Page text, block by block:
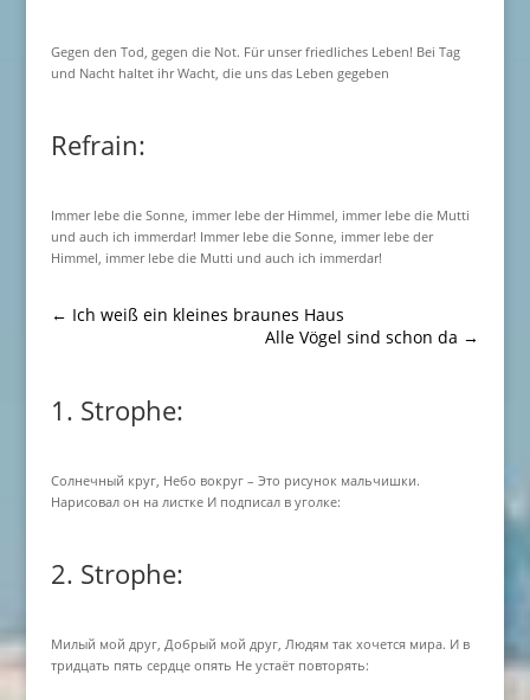
Gegen den Tod, gegen die Not. Für unser friedliches Leben! Bei Tag
und Nacht haltet ihr Wacht, die uns das Leben gegeben
Refrain:
Immer lebe die Sonne, immer lebe der Himmel, immer lebe die Mutti
und auch ich immerdar! Immer lebe die Sonne, immer lebe der
Himmel, immer lebe die Mutti und auch ich immerdar!
← Ich weiß ein kleines braunes Haus
Alle Vögel sind schon da →
1. Strophe:
Солнечный круг, Небо вокруг – Это рисунок мальчишки.
Нарисовал он на листке И подписал в уголке:
2. Strophe:
Милый мой друг, Добрый мой друг, Людям так хочется мира. И в
тридцать пять сердце опять Не устаёт повторять: